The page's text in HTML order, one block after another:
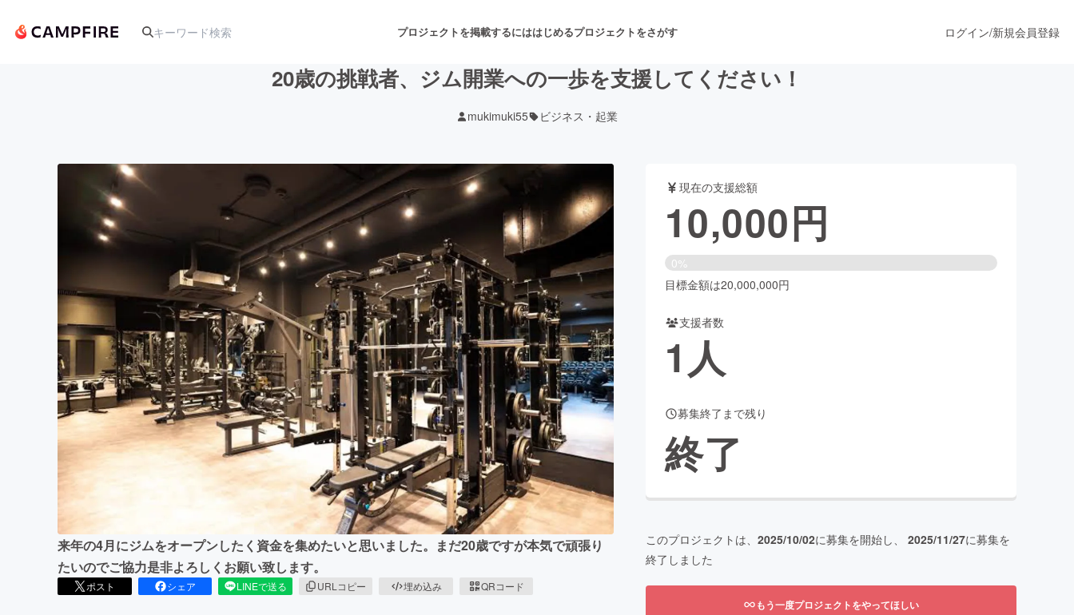
プロジェクトを掲載するにははじめるプロジェクトをさがす
音楽 舞台・パフォーマンス
テクノロジー・ガジェット ゲーム・サービス開発 ファッション
映像・映画 書籍・雑誌出版 アニメ・漫画
ビジネス・起業 チャレンジ ビューティー・ヘルスケア
まちづくり・地域活性化
CAMPFIRE for Social GoodCAMPFIRE Creation
CAMPFIREふるさと納税machi-ya コミュニティ
ログイン/新規会員登録
20歳の挑戦者、ジム開業への一歩を支援してください！
mukimuki55 ビジネス・起業
来年の4月にジムをオープンしたく資金を集めたいと思いました。まだ20歳ですが本気で頑張り
たいのでご協力是非よろしくお願い致します。
ポスト シェア LINEで送る URLコピー 埋め込み QRコード
現在の支援総額
10,000円
0%
目標金額は20,000,000円
支援者数
1人
募集終了まで残り
終了
このプロジェクトは、 2025/10/02に募集を開始し、 2025/11/27に募集を
終了しました
もう一度プロジェクトをやってほしい